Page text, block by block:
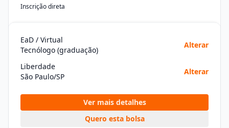
Inscrição direta
EaD / Virtual
Tecnólogo (graduação)
Alterar
Liberdade
São Paulo/SP
Alterar
Ver mais detalhes
Quero esta bolsa